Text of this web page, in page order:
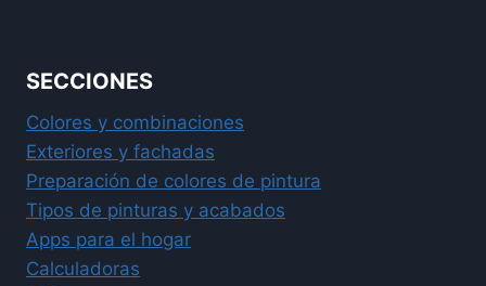
SECCIONES
Colores y combinaciones
Exteriores y fachadas
Preparación de colores de pintura
Tipos de pinturas y acabados
Apps para el hogar
Calculadoras